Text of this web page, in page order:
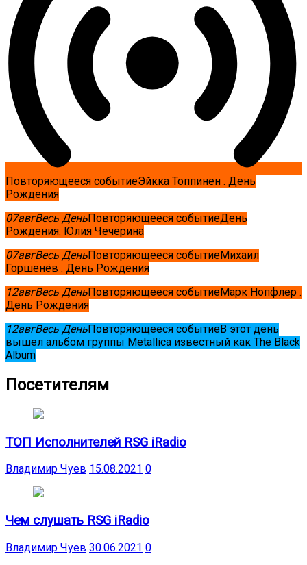
Повторяющееся событиеЭйкка Топпинен . День
Рождения
07авгВесь ДеньПовторяющееся событиеДень
Рождения. Юлия Чечерина
07авгВесь ДеньПовторяющееся событиеМихаил
Горшенёв . День Рождения
12авгВесь ДеньПовторяющееся событиеМарк Нопфлер .
День Рождения
12авгВесь ДеньПовторяющееся событиеВ этот день
вышел альбом группы Metallica известный как The Black
Album
Посетителям
ТОП Исполнителей RSG iRadio
Владимир Чуев 15.08.2021 0
Чем слушать RSG iRadio
Владимир Чуев 30.06.2021 0